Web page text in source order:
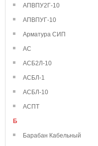
АПВПУ2Г-10
АПВПУГ-10
Арматура СИП
АС
АСБ2Л-10
АСБЛ-1
АСБЛ-10
АСПТ
Б
Барабан Кабельный